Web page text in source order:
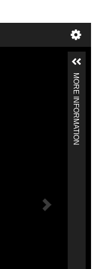
MORE INFORMATION